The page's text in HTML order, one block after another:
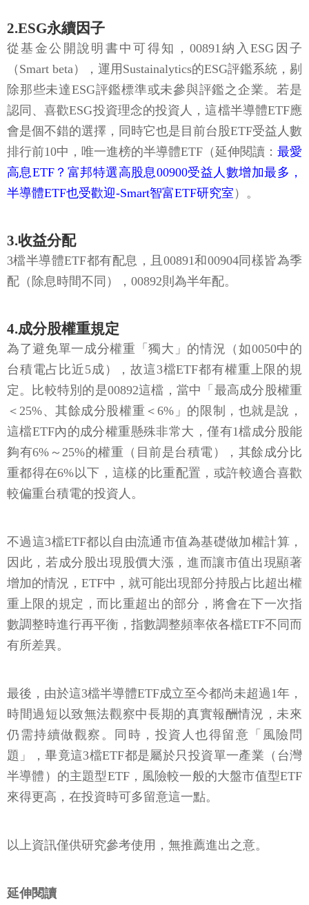
2.ESG永續因子
從基金公開說明書中可得知，00891納入ESG因子
（Smart beta），運用Sustainalytics的ESG評鑑系統，剔
除那些未達ESG評鑑標準或未參與評鑑之企業。若是
認同、喜歡ESG投資理念的投資人，這檔半導體ETF應
會是個不錯的選擇，同時它也是目前台股ETF受益人數
排行前10中，唯一進榜的半導體ETF（延伸閱讀： 最愛
高息ETF？富邦特選高股息00900受益人數增加最多，
半導體ETF也受歡迎-Smart智富ETF研究室 ）。
3.收益分配
3檔半導體ETF都有配息，且00891和00904同樣皆為季
配（除息時間不同），00892則為半年配。
4.成分股權重規定
為了避免單一成分權重「獨大」的情況（如0050中的
台積電占比近5成），故這3檔ETF都有權重上限的規
定。比較特別的是00892這檔，當中「最高成分股權重
＜25%、其餘成分股權重＜6%」的限制，也就是說，
這檔ETF內的成分權重懸殊非常大，僅有1檔成分股能
夠有6%～25%的權重（目前是台積電），其餘成分比
重都得在6%以下，這樣的比重配置，或許較適合喜歡
較偏重台積電的投資人。
不過這3檔ETF都以自由流通市值為基礎做加權計算，
因此，若成分股出現股價大漲，進而讓市值出現顯著
增加的情況，ETF中，就可能出現部分持股占比超出權
重上限的規定，而比重超出的部分，將會在下一次指
數調整時進行再平衡，指數調整頻率依各檔ETF不同而
有所差異。
最後，由於這3檔半導體ETF成立至今都尚未超過1年，
時間過短以致無法觀察中長期的真實報酬情況，未來
仍需持續做觀察。同時，投資人也得留意「風險問
題」，畢竟這3檔ETF都是屬於只投資單一產業（台灣
半導體）的主題型ETF，風險較一般的大盤市值型ETF
來得更高，在投資時可多留意這一點。
以上資訊僅供研究參考使用，無推薦進出之意。
延伸閱讀